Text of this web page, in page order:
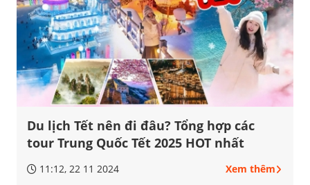
Du lịch Tết nên đi đâu? Tổng hợp các
tour Trung Quốc Tết 2025 HOT nhất
11:12, 22 11 2024 Xem thêm